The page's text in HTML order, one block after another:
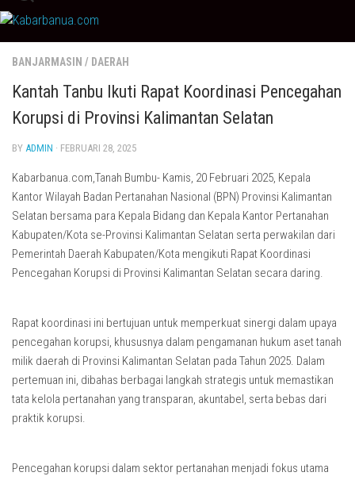
Skip
to
content
BANJARMASIN / DAERAH
Kantah Tanbu Ikuti Rapat Koordinasi Pencegahan
Korupsi di Provinsi Kalimantan Selatan
BY ADMIN · FEBRUARI 28, 2025
Kabarbanua.com,Tanah Bumbu- Kamis, 20 Februari 2025, Kepala
Kantor Wilayah Badan Pertanahan Nasional (BPN) Provinsi Kalimantan
Selatan bersama para Kepala Bidang dan Kepala Kantor Pertanahan
Kabupaten/Kota se-Provinsi Kalimantan Selatan serta perwakilan dari
Pemerintah Daerah Kabupaten/Kota mengikuti Rapat Koordinasi
Pencegahan Korupsi di Provinsi Kalimantan Selatan secara daring.
Rapat koordinasi ini bertujuan untuk memperkuat sinergi dalam upaya
pencegahan korupsi, khususnya dalam pengamanan hukum aset tanah
milik daerah di Provinsi Kalimantan Selatan pada Tahun 2025. Dalam
pertemuan ini, dibahas berbagai langkah strategis untuk memastikan
tata kelola pertanahan yang transparan, akuntabel, serta bebas dari
praktik korupsi.
Pencegahan korupsi dalam sektor pertanahan menjadi fokus utama